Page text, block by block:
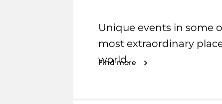
Unique events in some
most extraordinary
world.
Find more